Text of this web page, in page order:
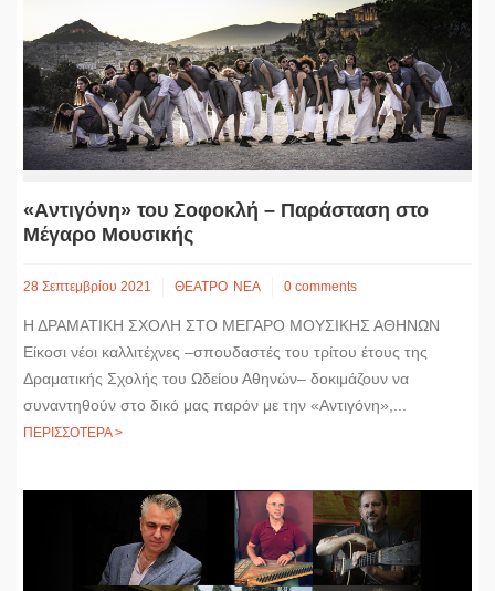
«Aντιγόνη» του Σοφοκλή – Παράσταση στο
Μέγαρο Μουσικής
28 Σεπτεμβρίου 2021 ΘΕΑΤΡΟ ΝΕΑ 0 comments
Η ΔΡΑΜΑΤΙΚΗ ΣΧΟΛΗ ΣΤΟ ΜΕΓΑΡΟ ΜΟΥΣΙΚΗΣ ΑΘΗΝΩΝ
Είκοσι νέοι καλλιτέχνες –σπουδαστές του τρίτου έτους της
Δραματικής Σχολής του Ωδείου Αθηνών– δοκιμάζουν να
συναντηθούν στο δικό μας παρόν με την «Αντιγόνη»,...
ΠΕΡΙΣΣΟΤΕΡΑ >